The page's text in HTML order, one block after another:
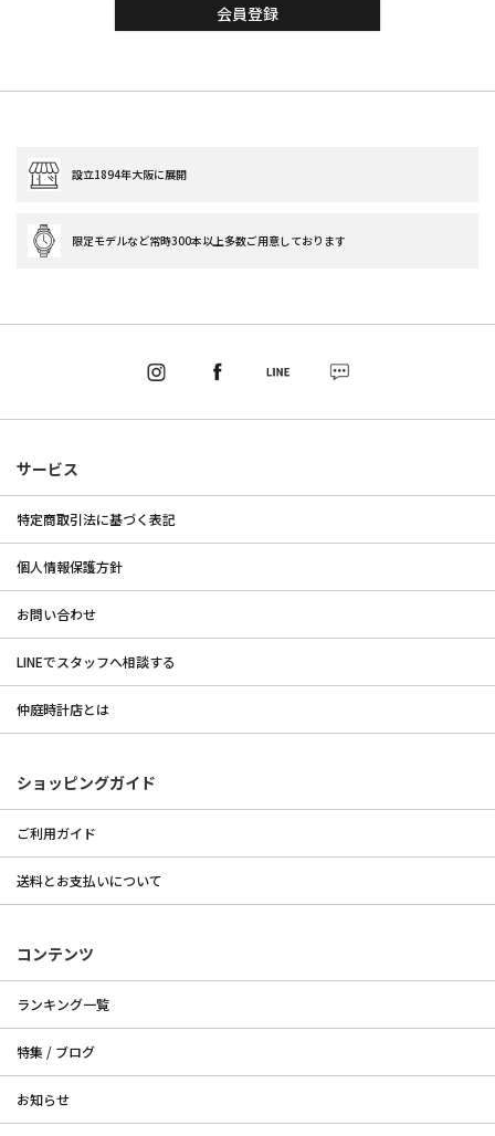
会員登録
設立1894年大阪に展開
限定モデルなど常時300本以上多数ご用意しております
サービス
特定商取引法に基づく表記
個人情報保護方針
お問い合わせ
LINEでスタッフへ相談する
仲庭時計店とは
ショッピングガイド
ご利用ガイド
送料とお支払いについて
コンテンツ
ランキング一覧
特集 / ブログ
お知らせ